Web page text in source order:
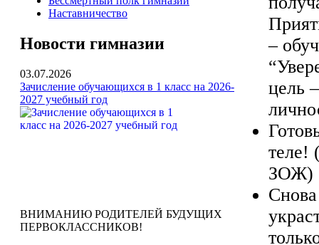
Наставничество
Новости гимназии
03.07.2026
Зачисление обучающихся в 1 класс на 2026-
2027 учебный год
ВНИМАНИЮ РОДИТЕЛЕЙ БУДУЩИХ
ПЕРВОКЛАССНИКОВ!
–
цель
теле!
ЗОЖ)